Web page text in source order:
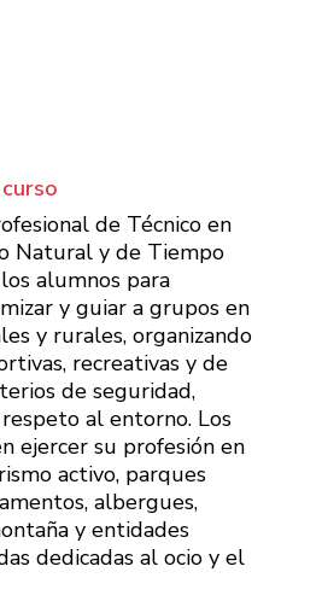
de Técnico en
Natural y de Tiempo
alumnos para
y guiar a grupos en
y rurales, organizando
recreativas y de
de seguridad,
al entorno. Los
ejercer su profesión en
activo, parques
albergues,
y entidades
dedicadas al ocio y el